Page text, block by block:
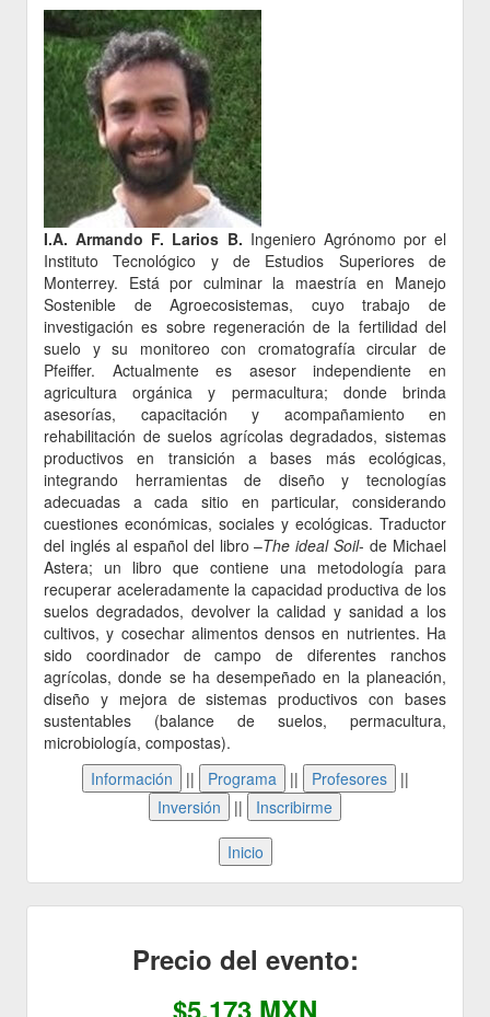
I.A. Armando F. Larios B. Ingeniero Agrónomo por el
Instituto Tecnológico y de Estudios Superiores de
Monterrey. Está por culminar la maestría en Manejo
Sostenible de Agroecosistemas, cuyo trabajo de
investigación es sobre regeneración de la fertilidad del
suelo y su monitoreo con cromatografía circular de
Pfeiffer. Actualmente es asesor independiente en
agricultura orgánica y permacultura; donde brinda
asesorías, capacitación y acompañamiento en
rehabilitación de suelos agrícolas degradados, sistemas
productivos en transición a bases más ecológicas,
integrando herramientas de diseño y tecnologías
adecuadas a cada sitio en particular, considerando
cuestiones económicas, sociales y ecológicas. Traductor
del inglés al español del libro –The ideal Soil- de Michael
Astera; un libro que contiene una metodología para
recuperar aceleradamente la capacidad productiva de los
suelos degradados, devolver la calidad y sanidad a los
cultivos, y cosechar alimentos densos en nutrientes. Ha
sido coordinador de campo de diferentes ranchos
agrícolas, donde se ha desempeñado en la planeación,
diseño y mejora de sistemas productivos con bases
sustentables (balance de suelos, permacultura,
microbiología, compostas).
||
||
||
||
Precio del evento:
$5,173 MXN